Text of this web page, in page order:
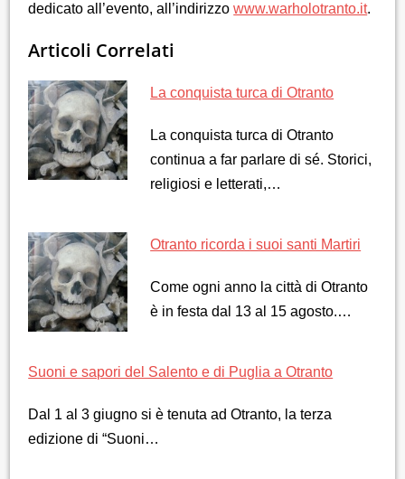
dedicato all’evento, all’indirizzowww.warholotranto.it.
Articoli Correlati
La conquista turca di Otranto
La conquista turca di Otranto
continua a far parlare di sé. Storici,
religiosi e letterati,…
Otranto ricorda i suoi santi Martiri
Come ogni anno la città di Otranto
è in festa dal 13 al 15 agosto.…
Suoni e sapori del Salento e di Puglia a Otranto
Dal 1 al 3 giugno si è tenuta ad Otranto, la terza
edizione di “Suoni…